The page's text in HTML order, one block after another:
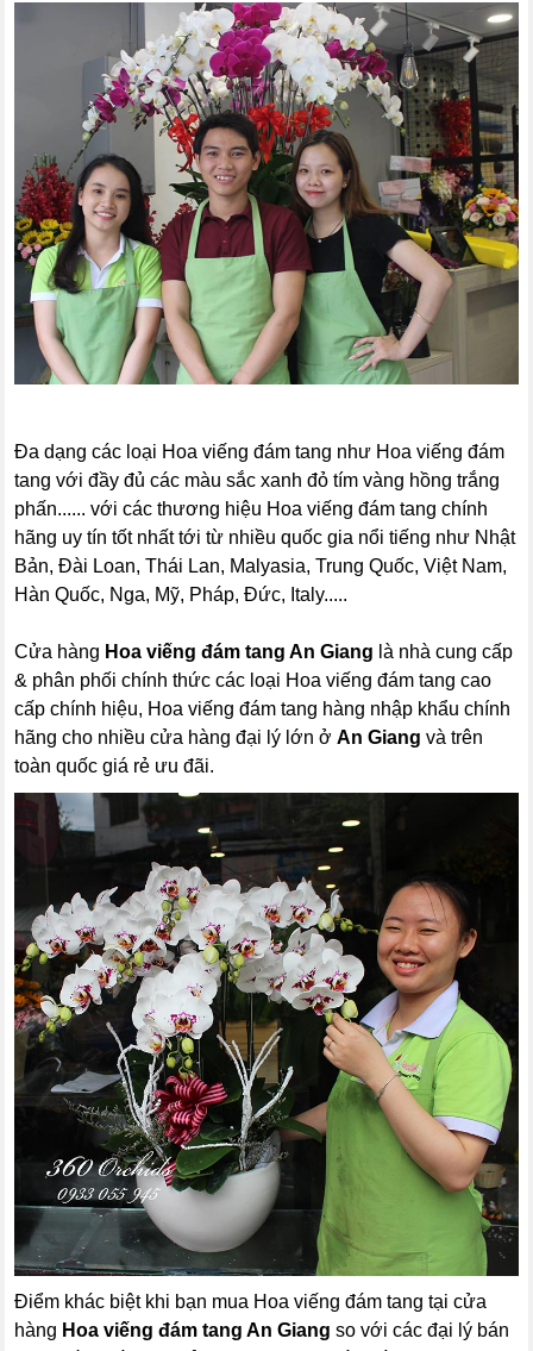
Đa dạng các loại Hoa viếng đám tang như Hoa viếng đám
tang với đầy đủ các màu sắc xanh đỏ tím vàng hồng trắng
phấn...... với các thương hiệu Hoa viếng đám tang chính
hãng uy tín tốt nhất tới từ nhiều quốc gia nổi tiếng như Nhật
Bản, Đài Loan, Thái Lan, Malyasia, Trung Quốc, Việt Nam,
Hàn Quốc, Nga, Mỹ, Pháp, Đức, Italy.....
Cửa hàng Hoa viếng đám tang An Giang là nhà cung cấp
& phân phối chính thức các loại Hoa viếng đám tang cao
cấp chính hiệu, Hoa viếng đám tang hàng nhập khẩu chính
hãng cho nhiều cửa hàng đại lý lớn ởAn Giang và trên
toàn quốc giá rẻ ưu đãi.
Điểm khác biệt khi bạn mua Hoa viếng đám tang tại cửa
hàng Hoa viếng đám tang An Giang so với các đại lý bán